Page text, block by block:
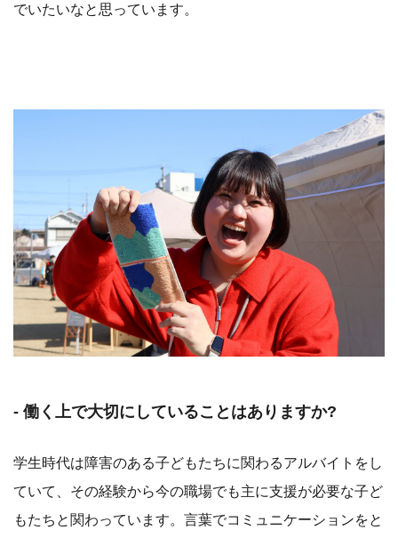
でいたいなと思っています。
- 働く上で大切にしていることはありますか?
学生時代は障害のある子どもたちに関わるアルバイトをし
ていて、その経験から今の職場でも主に支援が必要な子ど
もたちと関わっています。言葉でコミュニケーションをと